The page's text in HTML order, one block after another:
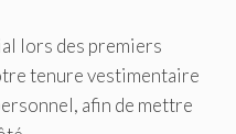
lors des premiers
tenure vestimentaire
afin de mettre